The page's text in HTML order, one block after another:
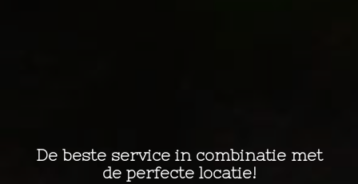
De beste service in combinatie met
de perfecte locatie!